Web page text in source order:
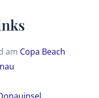
am Copa Beach